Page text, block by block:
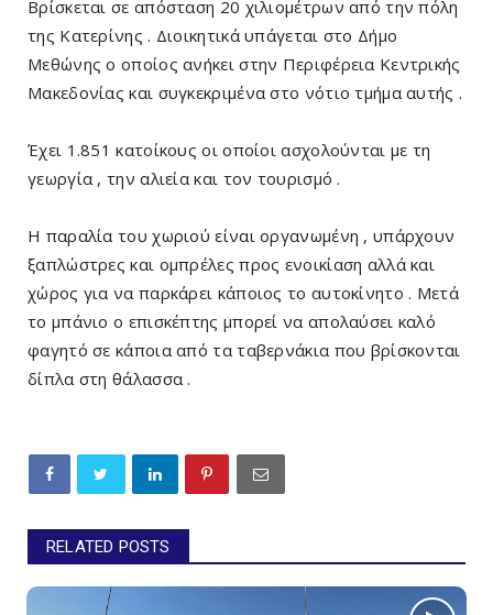
Βρίσκεται σε απόσταση 20 χιλιομέτρων από την πόλη
της Κατερίνης . Διοικητικά υπάγεται στο Δήμο
Μεθώνης ο οποίος ανήκει στην Περιφέρεια Κεντρικής
Μακεδονίας και συγκεκριμένα στο νότιο τμήμα αυτής .
Έχει 1.851 κατοίκους οι οποίοι ασχολούνται με τη
γεωργία , την αλιεία και τον τουρισμό .
Η παραλία του χωριού είναι οργανωμένη , υπάρχουν
ξαπλώστρες και ομπρέλες προς ενοικίαση αλλά και
χώρος για να παρκάρει κάποιος το αυτοκίνητο . Μετά
το μπάνιο ο επισκέπτης μπορεί να απολαύσει καλό
φαγητό σε κάποια από τα ταβερνάκια που βρίσκονται
δίπλα στη θάλασσα .
RELATED POSTS